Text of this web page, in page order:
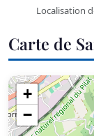
Localisation
Carte de
+
−